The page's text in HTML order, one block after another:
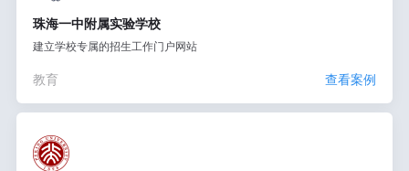
珠海一中附属实验学校
建立学校专属的招生工作门户网站
教育 查看案例